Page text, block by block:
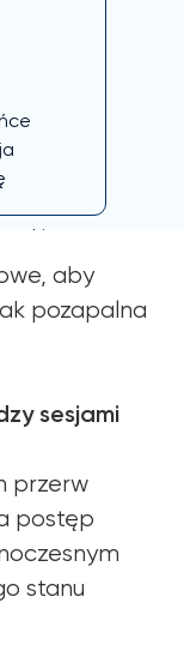
i brak
aby
pozapalna
sesjami
przerw
postęp
stanu